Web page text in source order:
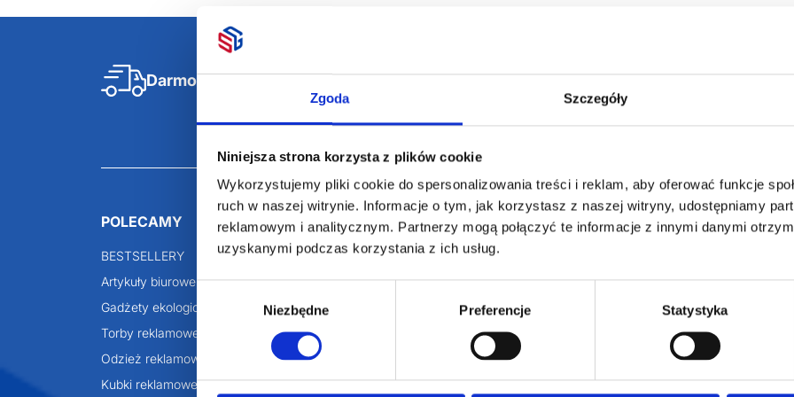
Zgoda Szczegóły
Niniejsza strona korzysta z plików cookie
Wykorzystujemy pliki cookie do spersonalizowania treści i reklam, aby oferować funkcje
ruch w naszej witrynie. Informacje o tym, jak korzystasz z naszej witryny, udostępniamy
reklamowym i analitycznym. Partnerzy mogą połączyć te informacje z innymi danymi
uzyskanymi podczas korzystania z ich usług.
zgody
Niezbędne Preferencje Statystyka
Darmowa dostawa Darmowa wizualizacja Profesjonalne
POLECAMY
BESTSELLERY
Artykuły biurowe
Gadżety ekologiczne
Torby reklamowe
Odzież reklamowa
Kubki reklamowe
INFORMACJE
O Nas
Katalogi online
Projekty graficzne
Blog
ZAMÓWIENIA
Jak zamawiać?
Czas realizacji
Dostawa i płatności
Reklamacje
Regulamin strony
Polityka prywatności
Osiecza
NIP: 6652893990